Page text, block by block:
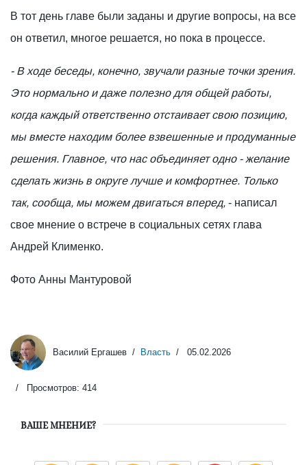
В тот день главе были заданы и другие вопросы, на все
он ответил, многое решается, но пока в процессе.
- В ходе беседы, конечно, звучали разные точки зрения.
Это нормально и даже полезно для общей работы,
когда каждый ответственно отстаивает свою позицию,
мы вместе находим более взвешенные и продуманные
решения. Главное, что нас объединяет одно - желание
сделать жизнь в округе лучше и комфортнее. Только
так, сообща, мы можем двигаться вперед, - написал
свое мнение о встрече в социальных сетях глава
Андрей Клименко.
Фото Анны Мантуровой
Василий Ергашев Власть 05.02.2026
Просмотров: 414
ВАШЕ МНЕНИЕ?